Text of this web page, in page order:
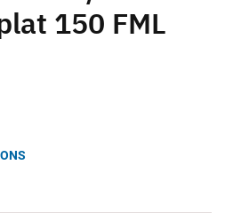
150 FML